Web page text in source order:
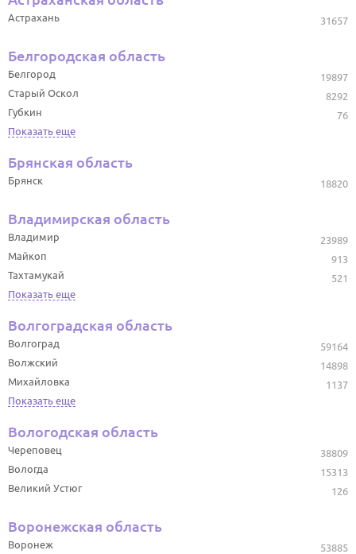
31657
Астрахань
Белгородская область
19897
Белгород
8292
Старый Оскол
76
Губкин
Показать еще
Брянская область
18820
Брянск
Владимирская область
23989
Владимир
913
Майкоп
521
Тахтамукай
Показать еще
Волгоградская область
59164
Волгоград
14898
Волжский
1137
Михайловка
Показать еще
Вологодская область
38809
Череповец
15313
Вологда
126
Великий Устюг
Воронежская область
53885
Воронеж